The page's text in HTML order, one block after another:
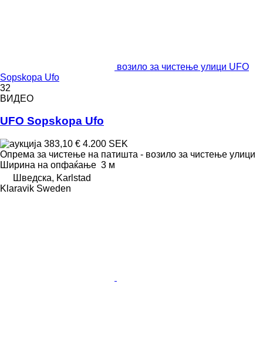
возило за чистење улици UFO
Sopskopa Ufo
32
ВИДЕО
UFO Sopskopa Ufo
383,10 € 4.200 SEK
Опрема за чистење на патишта - возило за чистење улици
Ширина на опфаќање 3 м
Шведска, Karlstad
Klaravik Sweden